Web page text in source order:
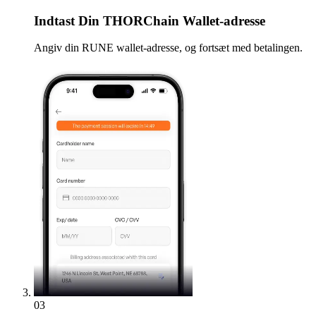
Indtast Din THORChain Wallet-adresse
Angiv din RUNE wallet-adresse, og fortsæt med betalingen.
03